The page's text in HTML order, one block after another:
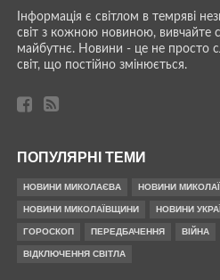
Інформація є світлом в темряві
світ з кожною новиною, вивчайте
майбутнє. Новини - це не просто
світ, що постійно змінюється.
ПОПУЛЯРНІ ТЕМИ
НОВИНИ МИКОЛАЄВА НОВИНИ
НОВИНИ МИКОЛАЇВЩИНИ НОВИНИ
ГОРОСКОП ПЕРЕДБАЧЕННЯ ВІЙНА
ВІДКЛЮЧЕННЯ СВІТЛА